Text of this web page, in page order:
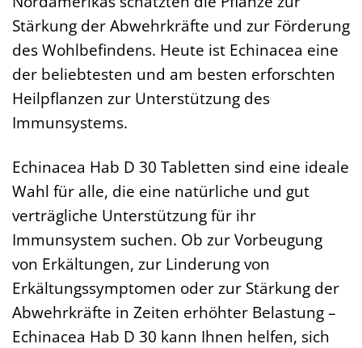
Stärkung der Abwehrkräfte und zur Förderung
des Wohlbefindens. Heute ist Echinacea eine
der beliebtesten und am besten erforschten
Heilpflanzen zur Unterstützung des
Immunsystems.
Echinacea Hab D 30 Tabletten sind eine ideale
Wahl für alle, die eine natürliche und gut
verträgliche Unterstützung für ihr
Immunsystem suchen. Ob zur Vorbeugung
von Erkältungen, zur Linderung von
Erkältungssymptomen oder zur Stärkung der
Abwehrkräfte in Zeiten erhöhter Belastung –
Echinacea Hab D 30 kann Ihnen helfen, sich